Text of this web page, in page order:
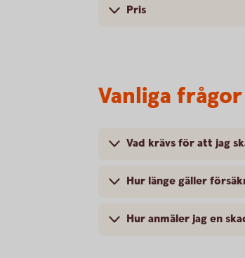
Pris
Vanliga
Vad krävs för att jag
Hur länge gäller
Hur anmäler jag en